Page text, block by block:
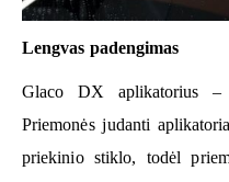
Lengvas padengimas
Glaco DX aplikatorius –
Priemonės judanti
priekinio stiklo, todėl